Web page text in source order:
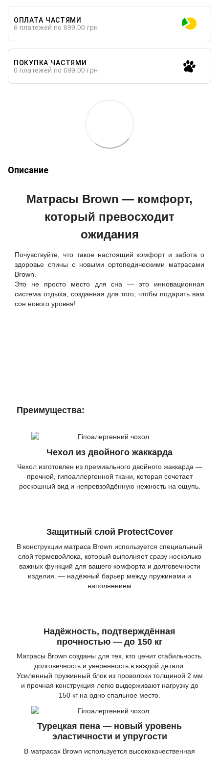
ОПЛАТА ЧАСТЯМИ
6 платежей по 699.00 грн
ПОКУПКА ЧАСТЯМИ
6 платежей по 699.00 грн
Описание
Матрасы Brown — комфорт,
который превосходит
ожидания
Почувствуйте, что такое настоящий комфорт и забота о
здоровье спины с новыми ортопедическими матрасами
Brown.
Это не просто место для сна — это инновационная
система отдыха, созданная для того, чтобы подарить вам
сон нового уровня!
Преимущества:
Чехол из двойного жаккарда
Чехол изготовлен из премиального двойного жаккарда —
прочной, гипоаллергенной ткани, которая сочетает
роскошный вид и непревзойдённую нежность на ощупь.
Защитный слой ProtectCover
В конструкции матраса Brown используется специальный
слой термовойлока, который выполняет сразу несколько
важных функций для вашего комфорта и долговечности
изделия. — надёжный барьер между пружинами и
наполнением
Надёжность, подтверждённая
прочностью — до 150 кг
Матрасы Brown созданы для тех, кто ценит стабильность,
долговечность и уверенность в каждой детали.
Усиленный пружинный блок из проволоки толщиной 2 мм
и прочная конструкция легко выдерживают нагрузку до
150 кг на одно спальное место.
Турецкая пена — новый уровень
эластичности и упругости
В матрасах Brown используется высококачественная